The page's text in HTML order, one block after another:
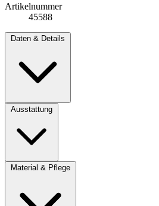
Artikelnummer
45588
Daten & Details
Ausstattung
Material & Pflege